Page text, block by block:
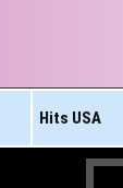
Hits USA